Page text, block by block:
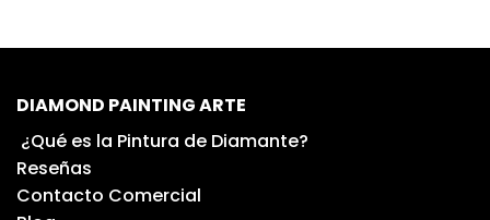
DIAMOND PAINTING ARTE
¿Qué es la Pintura de Diamante?
Reseñas
Contacto Comercial